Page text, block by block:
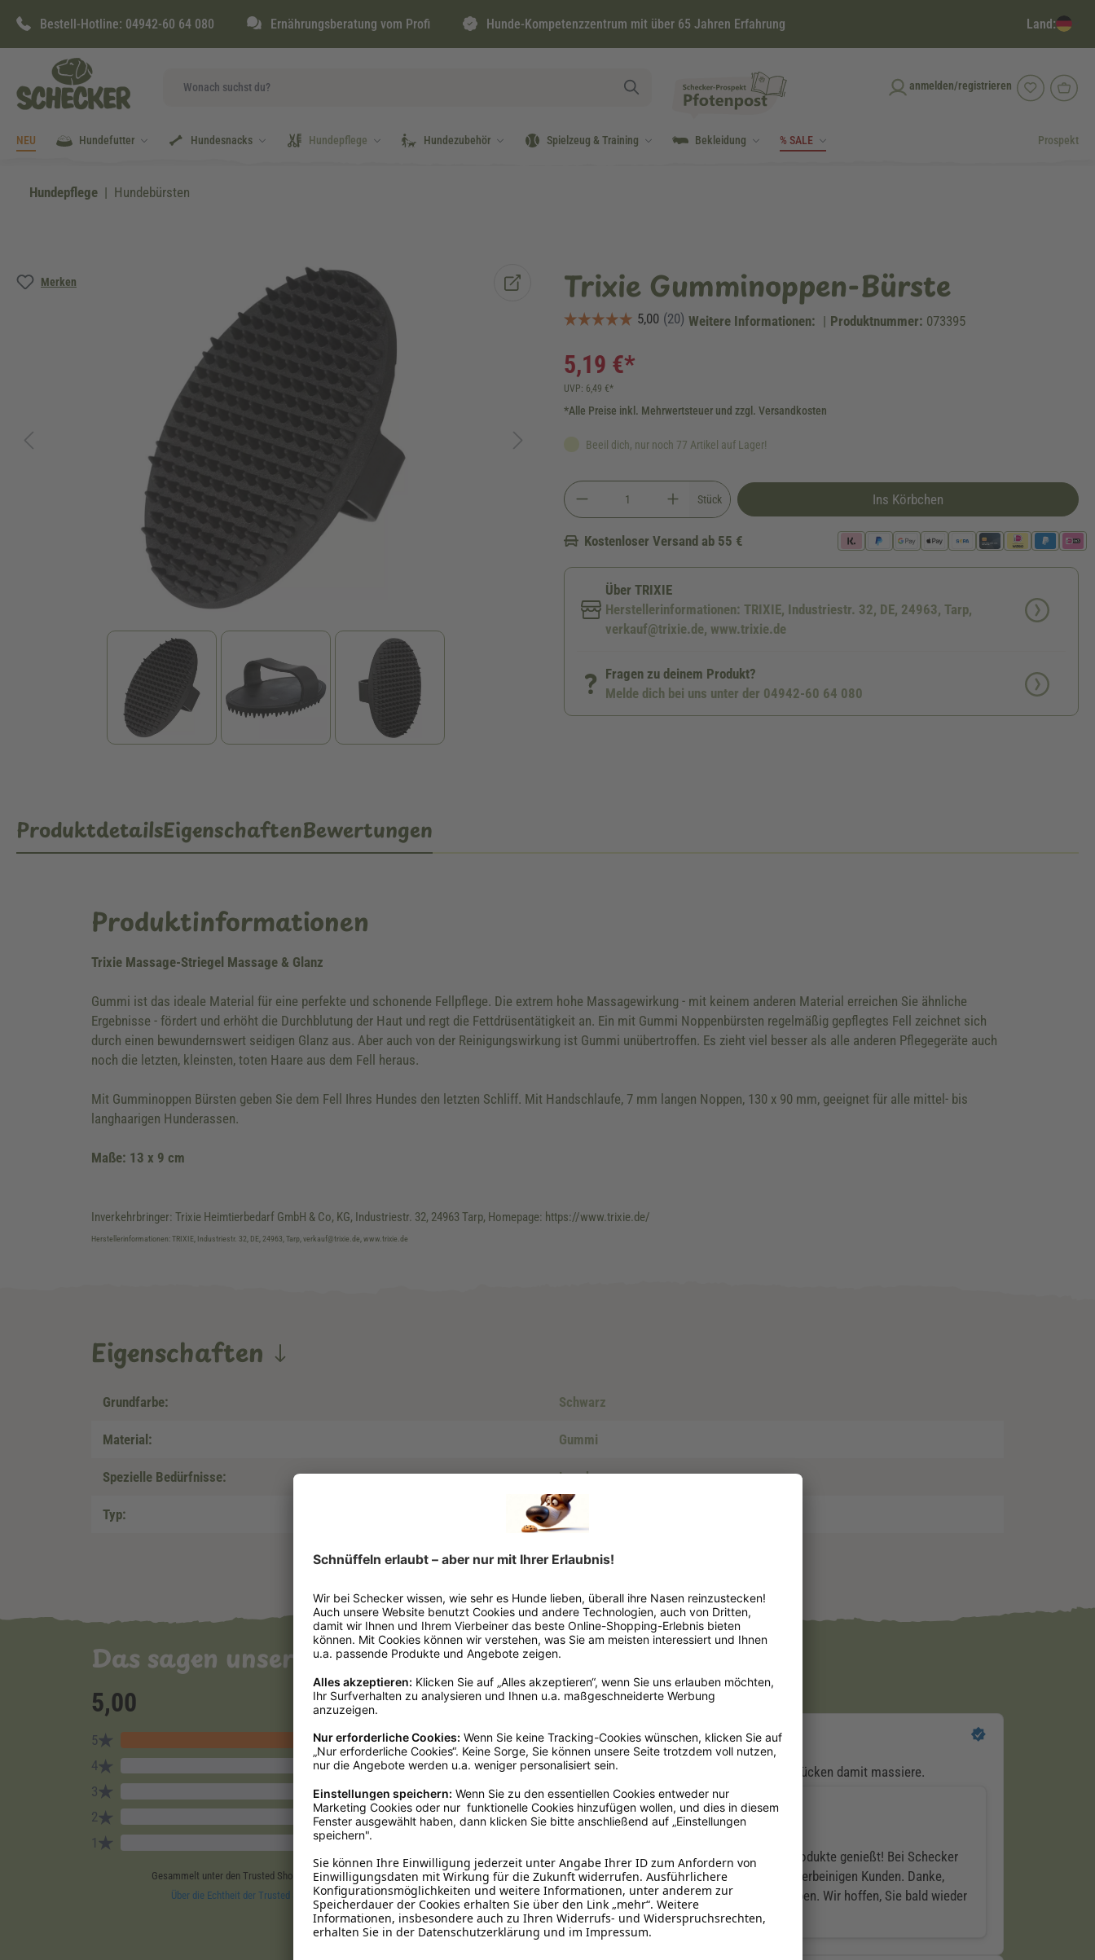
Zur Hauptnavigation springen
Bestell-Hotline: 04942-60 64 080 Ernährungsberatung vom Profi Hunde-Kompetenzzentrum mit über 65 Jahren Erfahrung Land:
anmelden/registrieren
NEU Hundefutter Hundesnacks Hundepflege Hundezubehör Spielzeug & Training Bekleidung % SALE Prospekt
Hundepflege Hundebürsten
Merken
Bildergalerie überspringen Trixie Gumminoppen-Bürste
Weitere Informationen: | Produktnummer: 073395
5,19 €*
UVP: 6,49 €*
*Alle Preise inkl. Mehrwertsteuer und zzgl. Versandkosten
Beeil dich, nur noch 77 Artikel auf Lager!
Stück Ins Körbchen
Kostenloser Versand ab 55 €
Über TRIXIE
Herstellerinformationen: TRIXIE, Industriestr. 32, DE, 24963, Tarp,
verkauf@trixie.de, www.trixie.de
Fragen zu deinem Produkt?
Melde dich bei uns unter der 04942-60 64 080
ProduktdetailsEigenschaftenBewertungen
Produktinformationen
Trixie Massage-Striegel Massage & Glanz
Gummi ist das ideale Material für eine perfekte und schonende Fellpflege. Die extrem hohe Massagewirkung - mit keinem anderen Material erreichen Sie ähnliche
Ergebnisse - fördert und erhöht die Durchblutung der Haut und regt die Fettdrüsentätigkeit an. Ein mit Gummi Noppenbürsten regelmäßig gepflegtes Fell zeichnet sich
durch einen bewundernswert seidigen Glanz aus. Aber auch von der Reinigungswirkung ist Gummi unübertroffen. Es zieht viel besser als alle anderen Pflegegeräte auch
noch die letzten, kleinsten, toten Haare aus dem Fell heraus.
Mit Gumminoppen Bürsten geben Sie dem Fell Ihres Hundes den letzten Schliff. Mit Handschlaufe, 7 mm langen Noppen, 130 x 90 mm, geeignet für alle mittel- bis
langhaarigen Hunderassen.
Maße: 13 x 9 cm
Inverkehrbringer: Trixie Heimtierbedarf GmbH & Co, KG, Industriestr. 32, 24963 Tarp, Homepage: https://www.trixie.de/
Herstellerinformationen: TRIXIE, Industriestr. 32, DE, 24963, Tarp, verkauf@trixie.de, www.trixie.de
Eigenschaften
Grundfarbe: Schwarz
Material: Gummi
Spezielle Bedürfnisse: Langhaar
Typ: Hundebürsten
Das sagen unsere Kunden